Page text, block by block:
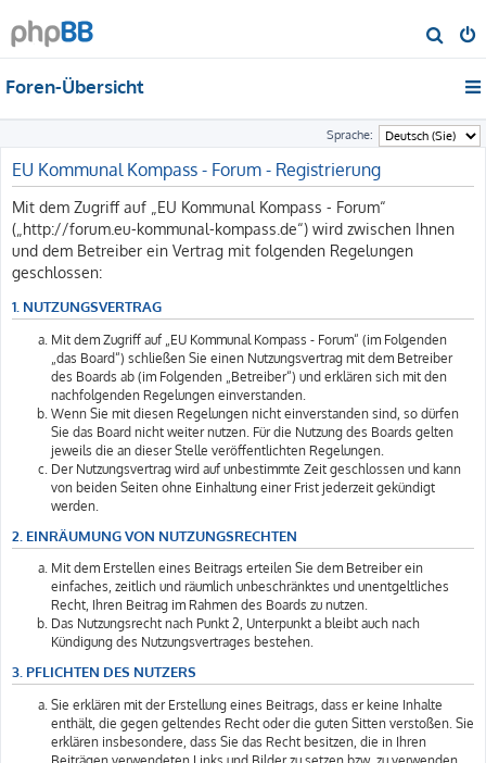
u
e
Foren-Übersicht
Sprache:
EU Kommunal Kompass - Forum - Registrierung
Mit dem Zugriff auf „EU Kommunal Kompass - Forum“
(„http://forum.eu-kommunal-kompass.de“) wird zwischen Ihnen
und dem Betreiber ein Vertrag mit folgenden Regelungen
geschlossen:
1. NUTZUNGSVERTRAG
Mit dem Zugriff auf „EU Kommunal Kompass - Forum“ (im Folgenden
„das Board“) schließen Sie einen Nutzungsvertrag mit dem Betreiber
des Boards ab (im Folgenden „Betreiber“) und erklären sich mit den
nachfolgenden Regelungen einverstanden.
Wenn Sie mit diesen Regelungen nicht einverstanden sind, so dürfen
Sie das Board nicht weiter nutzen. Für die Nutzung des Boards gelten
jeweils die an dieser Stelle veröffentlichten Regelungen.
Der Nutzungsvertrag wird auf unbestimmte Zeit geschlossen und kann
von beiden Seiten ohne Einhaltung einer Frist jederzeit gekündigt
werden.
2. EINRÄUMUNG VON NUTZUNGSRECHTEN
Mit dem Erstellen eines Beitrags erteilen Sie dem Betreiber ein
einfaches, zeitlich und räumlich unbeschränktes und unentgeltliches
Recht, Ihren Beitrag im Rahmen des Boards zu nutzen.
Das Nutzungsrecht nach Punkt 2, Unterpunkt a bleibt auch nach
Kündigung des Nutzungsvertrages bestehen.
3. PFLICHTEN DES NUTZERS
Sie erklären mit der Erstellung eines Beitrags, dass er keine Inhalte
enthält, die gegen geltendes Recht oder die guten Sitten verstoßen. Sie
erklären insbesondere, dass Sie das Recht besitzen, die in Ihren